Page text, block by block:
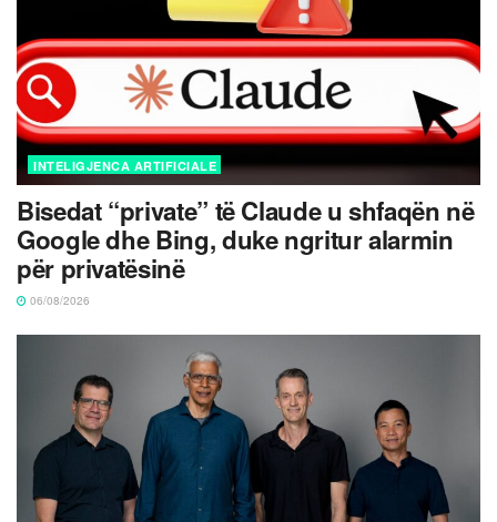
INTELIGJENCA ARTIFICIALE
Bisedat “private” të Claude u shfaqën në
Google dhe Bing, duke ngritur alarmin
për privatësinë
06/08/2026